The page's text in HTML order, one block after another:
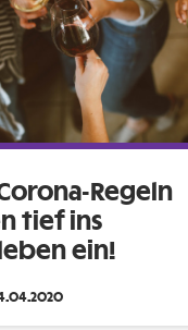
Regeln
tief ins
ein!